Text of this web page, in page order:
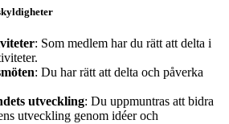
: Som medlem har du rätt att delta i
: Du har rätt att delta och påverka
utveckling: Du uppmuntras att bidra
utveckling genom idéer och